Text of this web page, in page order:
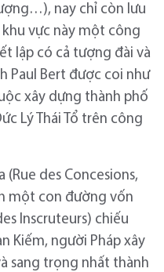
nay chỉ còn lưu
khu vực này một công
lập có cả tượng đài và
Paul Bert được coi như
xây dựng thành phố
Lý Thái Tổ trên công
(Rue des Concesions,
một con đường vốn
Inscruteurs) chiếu
Kiếm, người Pháp xây
sang trọng nhất thành